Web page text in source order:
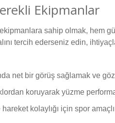
Ekipmanlar
sahip olmak, hem
tercih ederseniz edin,
net bir görüş sağlamak ve
koruyarak yüzme
kolaylığı için spor